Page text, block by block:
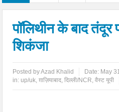
पॉलिथीन के बाद
शिकंजा
Posted byAzad Khalid Date: May
in: up/uk,ग़ाज़ियाबाद,दिल्ली/NCR,वैस्ट यूपी